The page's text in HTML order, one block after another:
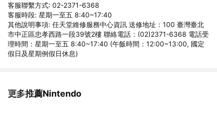
客服聯繫方式: 02-2371-6368
客服時段: 星期一至五 8:40~17:40
其他說明事項: 任天堂維修服務中心資訊 送修地址：100 臺灣臺北
市中正區忠孝西路一段39號2樓 聯絡電話：(02)2371-6368 電話受
理時間：星期一至五 8:40~17:40 (午飯時間：12:00~13:00, 國定
假日及星期例假日休息)
更多推薦Nintendo
看更多